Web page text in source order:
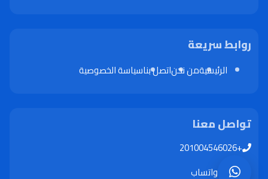
روابط سريعة
الرئيسيةمن نحناتصل بناسياسة الخصوصية
تواصل معنا
+201004546026
واتساب